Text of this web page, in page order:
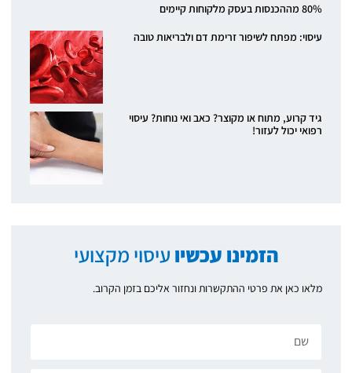
80% מההכנסות בעסק מלקוחות קיימים
עיסוי: מפתח לשיפור זרימת דם ולבריאות טובה
גיד קרוע, מתוח או מקוצר? כאב ואי נוחות? עיסוי
רפואי יכול לעזור!
הזמינו עכשיו עיסוי מקצועי
מלאו כאן את פרטי ההתקשרות ונחזור אליכם בזמן הקרוב.